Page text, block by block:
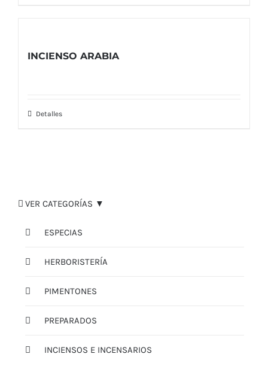
INCIENSO ARABIA
Detalles
VER CATEGORÍAS ▼
ESPECIAS
HERBORISTERÍA
PIMENTONES
PREPARADOS
INCIENSOS E INCENSARIOS